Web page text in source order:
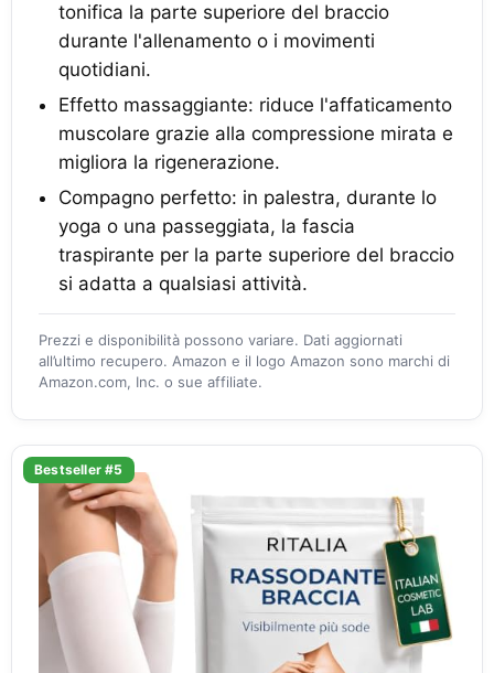
tonifica la parte superiore del braccio
durante l'allenamento o i movimenti
quotidiani.
Effetto massaggiante: riduce l'affaticamento
muscolare grazie alla compressione mirata e
migliora la rigenerazione.
Compagno perfetto: in palestra, durante lo
yoga o una passeggiata, la fascia
traspirante per la parte superiore del braccio
si adatta a qualsiasi attività.
Prezzi e disponibilità possono variare. Dati aggiornati
all’ultimo recupero. Amazon e il logo Amazon sono marchi di
Amazon.com, Inc. o sue affiliate.
Bestseller #5